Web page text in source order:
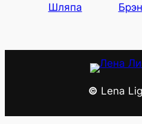
Шляпа
© Lena